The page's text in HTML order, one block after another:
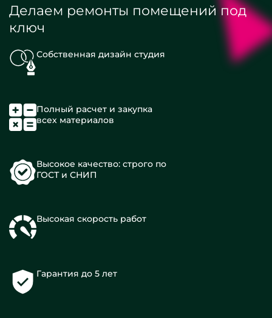
Делаем ремонты помещений под
ключ
Собственная дизайн студия
Полный расчет и закупка
всех материалов
Высокое качество: строго по
ГОСТ и СНИП
Высокая скорость работ
Гарантия до 5 лет